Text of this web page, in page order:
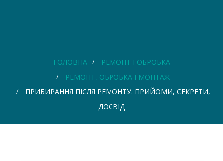
ГОЛОВНА
РЕМОНТ І ОБРОБКА
РЕМОНТ, ОБРОБКА І МОНТАЖ
ПРИБИРАННЯ ПІСЛЯ РЕМОНТУ. ПРИЙОМИ, СЕКРЕТИ,
ДОСВІД